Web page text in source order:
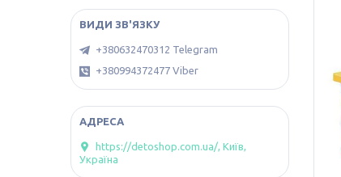
+380632470312 Telegram
+380994372477 Viber
https://detoshop.com.ua/, Київ,
Україна